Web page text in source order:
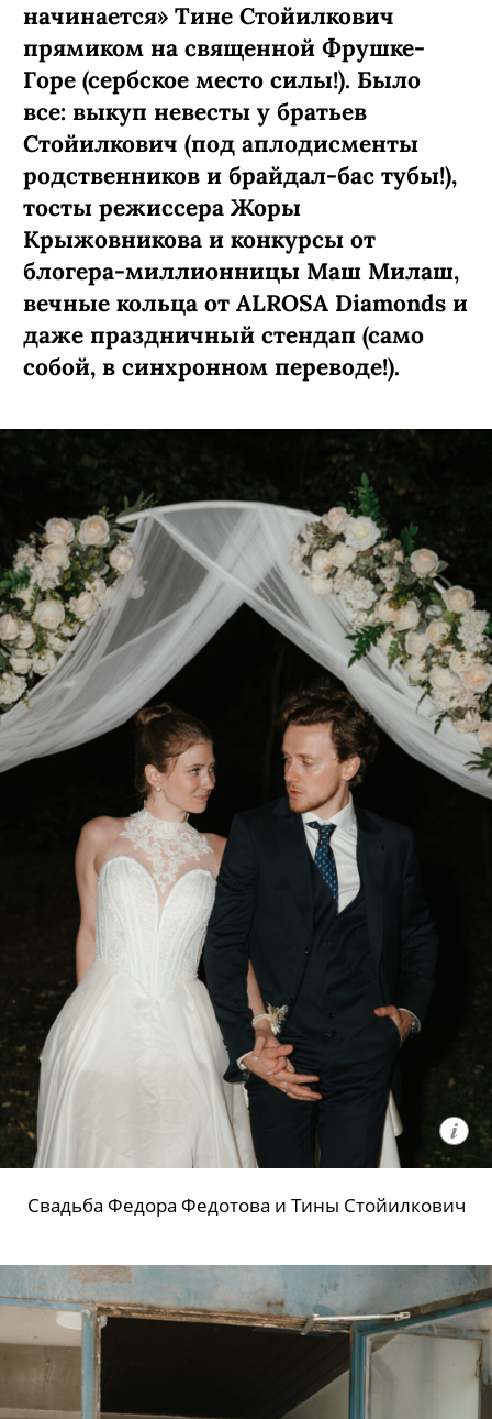
начинается» Тине Стойилкович
прямиком на священной Фрушке-
Горе (сербское место силы!). Было
все: выкуп невесты у братьев
Стойилкович (под аплодисменты
родственников и брайдал-бас тубы!),
тосты режиссера Жоры
Крыжовникова и конкурсы от
блогера-миллионницы Маш Милаш,
вечные кольца от ALROSA Diamonds и
даже праздничный стендап (само
собой, в синхронном переводе!).
Свадьба Федора Федотова и Тины Стойилкович